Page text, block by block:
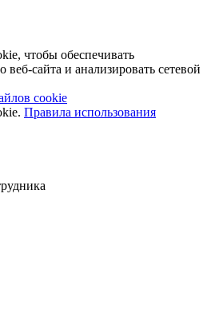
чтобы обеспечивать
сайта и анализировать сетевой
cookie
Правила использования